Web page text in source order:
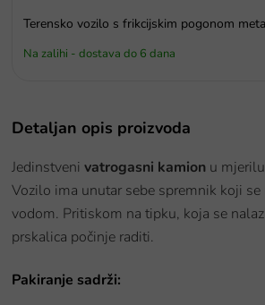
Terensko vozilo s frikcijskim pogonom
Na zalihi - dostava do 6 dana
Detaljan opis proizvoda
Jedinstveni vatrogasni kamion u
Vozilo ima unutar sebe spremnik koji
vodom. Pritiskom na tipku, koja se
prskalica počinje raditi.
Pakiranje sadrži: